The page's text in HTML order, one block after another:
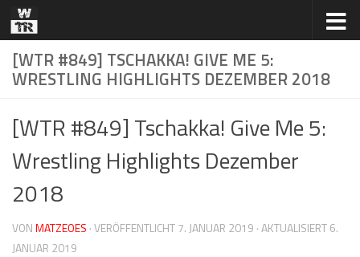
Zum Inhalt springen
[WTR #849] TSCHAKKA! GIVE ME 5:
WRESTLING HIGHLIGHTS DEZEMBER 2018
[WTR #849] Tschakka! Give Me 5:
Wrestling Highlights Dezember
2018
VONMATZEOES · VERÖFFENTLICHT7. JANUAR 2019 · AKTUALISIERT6.
JANUAR 2019